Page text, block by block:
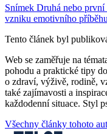
Snímek Druhá nebo
vzniku emotivního
Tento článek byl
Web se zaměřuje na
pohodu a praktické tipy
o zdraví, výživě, rodině,
také zajímavosti a
každodenní situace. Styl
Všechny články tohoto